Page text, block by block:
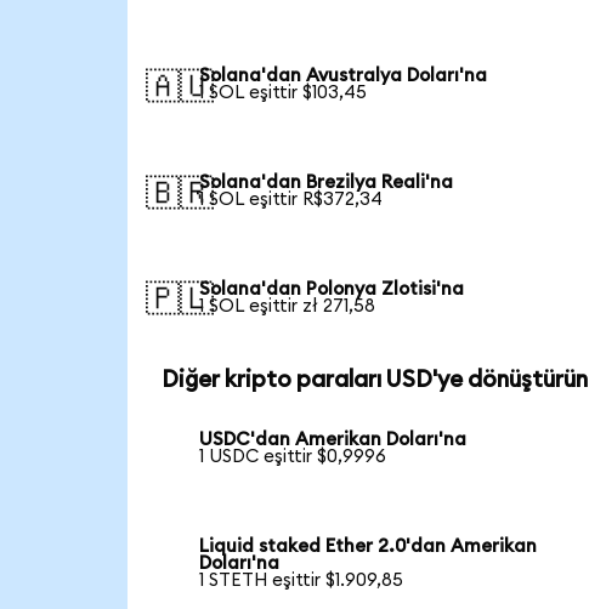
🇦🇺Solana'dan Avustralya Doları'na
1 SOL eşittir $103,45
🇧🇷Solana'dan Brezilya Reali'na
1 SOL eşittir R$372,34
🇵🇱Solana'dan Polonya Zlotisi'na
1 SOL eşittir zł 271,58
Diğer kripto paraları USD'ye dönüştürün
USDC'dan Amerikan Doları'na
1 USDC eşittir $0,9996
Liquid staked Ether 2.0'dan Amerikan
Doları'na
1 STETH eşittir $1.909,85